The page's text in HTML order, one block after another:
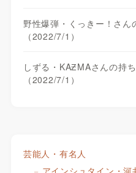
野性爆弾・くっきー！さん
（2022/7/1）
しずる・KAƵMAさんの持
（2022/7/1）
芸能人・有名人